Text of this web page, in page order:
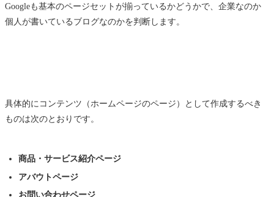
Googleも基本のページセットが揃っているかどうかで、企業なのか
個人が書いているブログなのかを判断します。
具体的にコンテンツ（ホームページのページ）として作成するべき
ものは次のとおりです。
商品・サービス紹介ページ
アバウトページ
お問い合わせページ